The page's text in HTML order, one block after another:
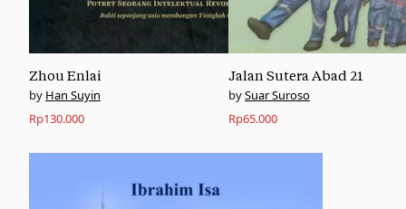
Zhou Enlai
Han Suyin
Rp130.000
Jalan Sutera Abad 21
Suar Suroso
Rp65.000